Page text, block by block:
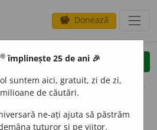
savings Donează
clear
opțiuni
® împlinește 25 de ani 🎉
suntem aici, gratuit, zi de zi,
de căutări.
ne-ați ajuta să păstrăm
tuturor și pe viitor.